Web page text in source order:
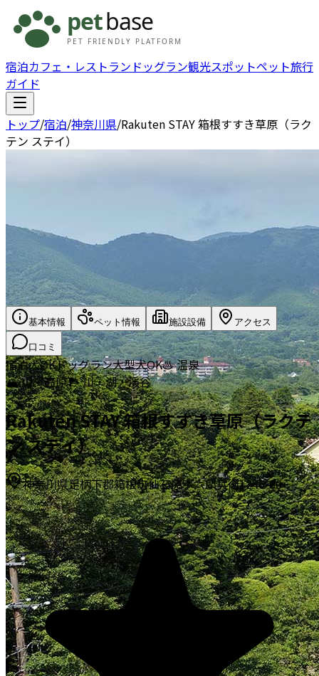
宿泊カフェ・レストラン ドッグラン観光スポットペット旅行
ガイド
トップ/宿泊/神奈川県/Rakuten STAY 箱根すすき草原（ラク
テン ステイ）
基本情報 ペット情報 施設設備 アクセス
口コミ
宿泊犬OKドッグラン大型犬OK♨️ 温泉
🏔️ 山・高原🏞️ 川・湖・渓谷
Rakuten STAY 箱根すすき草原（ラクテ
ン ステイ）
神奈川県足柄下郡箱根町仙石原字六郎兵衛1246-80